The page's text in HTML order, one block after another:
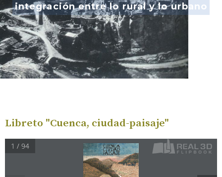
integración entre lo rural y lo urbano
Libreto "Cuenca, ciudad-paisaje"
1 / 94